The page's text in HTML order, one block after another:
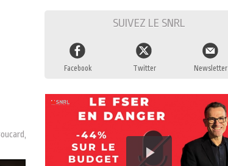
SUIVEZ LE SNRL
Facebook Twitter Newsletter